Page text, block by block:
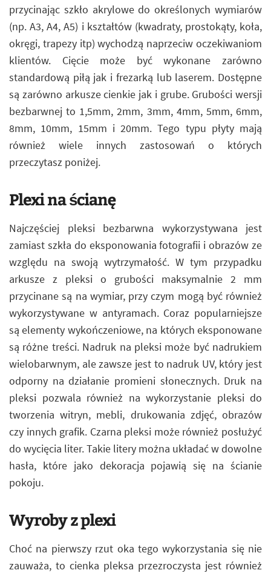
przycinając szkło akrylowe do określonych wymiarów
(np. A3, A4, A5) i kształtów (kwadraty, prostokąty, koła,
okręgi, trapezy itp) wychodzą naprzeciw oczekiwaniom
klientów. Cięcie może być wykonane zarówno
standardową piłą jak i frezarką lub laserem. Dostępne
są zarówno arkusze cienkie jak i grube. Grubości wersji
bezbarwnej to 1,5mm, 2mm, 3mm, 4mm, 5mm, 6mm,
8mm, 10mm, 15mm i 20mm. Tego typu płyty mają
również wiele innych zastosowań o których
przeczytasz poniżej.
Plexi na ścianę
Najczęściej pleksi bezbarwna wykorzystywana jest
zamiast szkła do eksponowania fotografii i obrazów ze
względu na swoją wytrzymałość. W tym przypadku
arkusze z pleksi o grubości maksymalnie 2 mm
przycinane są na wymiar, przy czym mogą być również
wykorzystywane w antyramach. Coraz popularniejsze
są elementy wykończeniowe, na których eksponowane
są różne treści. Nadruk na pleksi może być nadrukiem
wielobarwnym, ale zawsze jest to nadruk UV, który jest
odporny na działanie promieni słonecznych. Druk na
pleksi pozwala również na wykorzystanie pleksi do
tworzenia witryn, mebli, drukowania zdjęć, obrazów
czy innych grafik. Czarna pleksi może również posłużyć
do wycięcia liter. Takie litery można układać w dowolne
hasła, które jako dekoracja pojawią się na ścianie
pokoju.
Wyroby z plexi
Choć na pierwszy rzut oka tego wykorzystania się nie
zauważa, to cienka pleksa przezroczysta jest również